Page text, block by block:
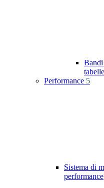
Bandi
Performance 5
Sistema di
performance